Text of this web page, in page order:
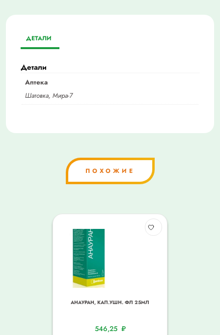
ДЕТАЛИ
Детали
Аптека
Шатовка, Мира-7
ПОХОЖИЕ
АНАУРАН, КАП.УШН. ФЛ 25МЛ
546,25 ₽